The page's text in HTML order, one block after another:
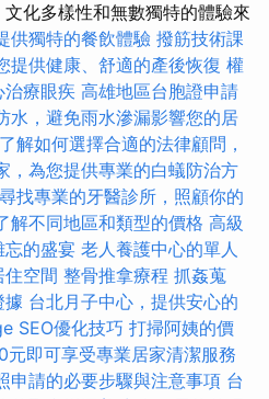
化多樣性和無數獨特的體驗來
供獨特的餐飲體驗 撥筋技術課
提供健康、舒適的產後恢復 權
治療眼疾 高雄地區台胞證申請
水，避免雨水滲漏影響您的居
了解如何選擇合適的法律顧問，
，為您提供專業的白蟻防治方
尋找專業的牙醫診所，照顧你的
解不同地區和類型的價格 高級
忘的盛宴 老人養護中心的單人
住空間 整骨推拿療程 抓姦蒐
據 台北月子中心，提供安心的
SEO優化技巧 打掃阿姨的價
元即可享受專業居家清潔服務
申請的必要步驟與注意事項 台